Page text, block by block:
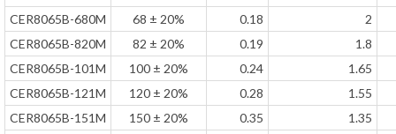
CER8065B-680M
68 ± 20% 0.18
2
CER8065B-820M
82 ± 20% 0.19
1.8
CER8065B-101M
100 ± 20% 0.24
1.65
CER8065B-121M
120 ± 20% 0.28
1.55
CER8065B-151M
150 ± 20% 0.35
1.35